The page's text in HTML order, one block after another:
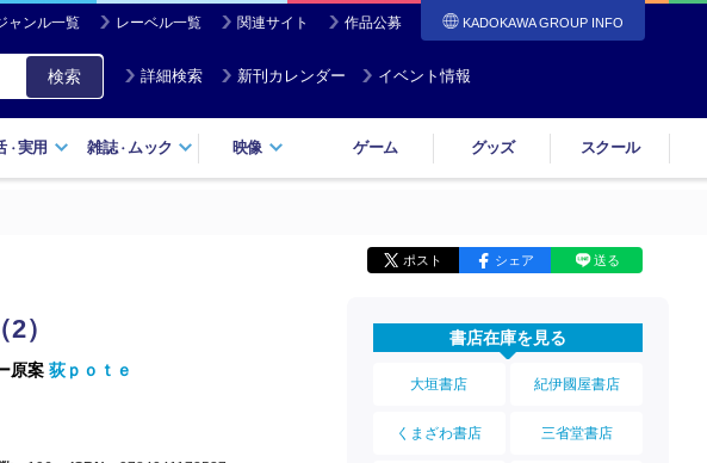
ャンル一覧 レーベル一覧 関連サイト 作品公募 KADOKAWA GROUP INFO
検索 詳細検索 新刊カレンダー イベント情報
・実用 雑誌・ ムック 映像 ゲーム グッズ スクール
ポスト シェア 送る
）
原案 荻ｐｏｔｅ
書店在庫を見る
大垣書店 紀伊國屋書店
くまざわ書店 三省堂書店